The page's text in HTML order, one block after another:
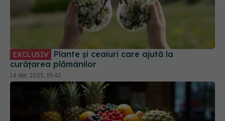
EXCLUSIV
curățarea plămânilor
14 dec 2025, 19:42